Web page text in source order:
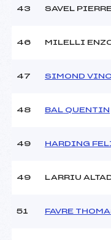
43 SAVEL
46 MILELLI
47 SIMOND
48 BAL QUENTIN
49 HARDING
49 LARRIU
51 FAVRE